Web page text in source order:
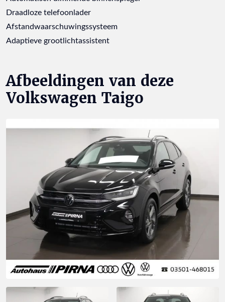
Draadloze telefoonlader
Afstandwaarschuwingssysteem
Adaptieve grootlichtassistent
Afbeeldingen van deze
Volkswagen Taigo